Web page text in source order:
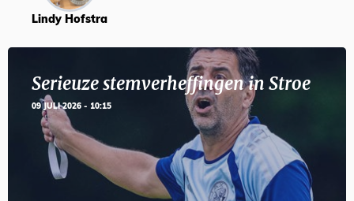
Lindy Hofstra
Serieuze stemverheffingen in Stroe
09 JULI 2026 - 10:15